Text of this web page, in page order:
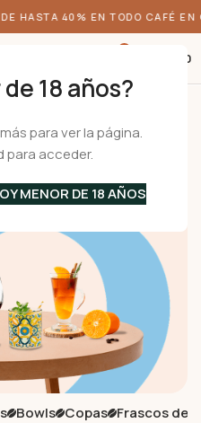
18 años?
para ver la página.
para acceder.
MENOR DE 18 AÑOS
HASTA 40% EN TODO CAFÉ EN
0.00
Bowls Copas Frascos de